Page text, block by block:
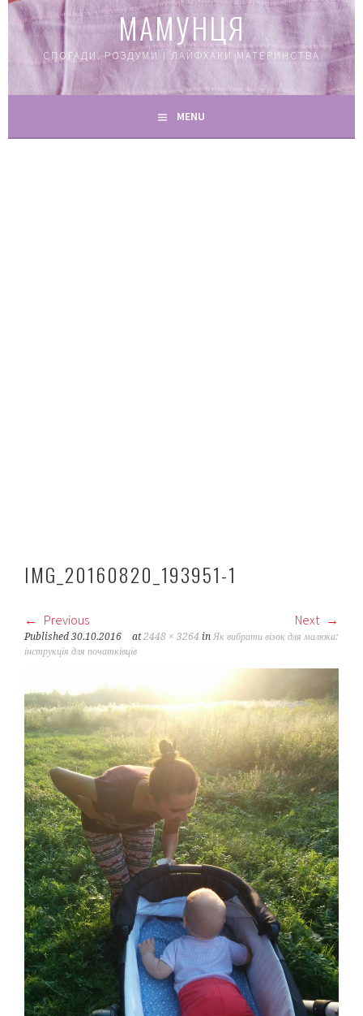
МАМУНЦЯ
СПОГАДИ, РОЗДУМИ І ЛАЙФХАКИ МАТЕРИНСТВА
MENU
IMG_20160820_193951-1
Previous Next
Published30.10.2016 at2448 × 3264 inЯк вибрати візок для малюка:
інструкція для початківців